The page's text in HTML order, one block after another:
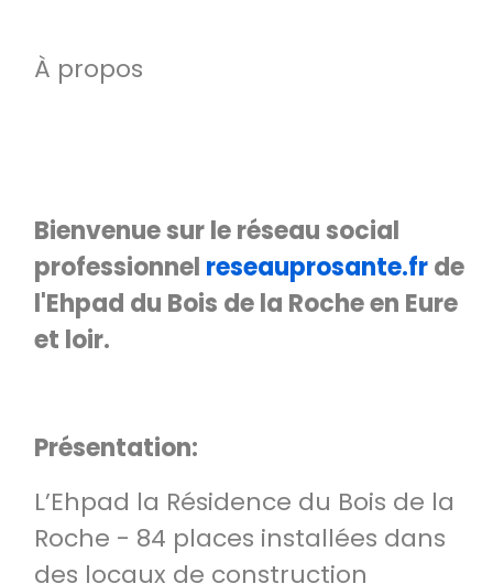
À propos
Bienvenue sur le réseau social
professionnel reseauprosante.frde
l'Ehpad du Bois de la Roche en Eure
et loir.
Présentation:
L’Ehpad la Résidence du Bois de la
Roche - 84 places installées dans
des locaux de construction